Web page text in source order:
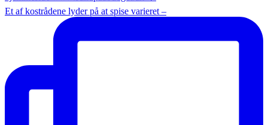
Et af kostrådene lyder på at spise varieret –